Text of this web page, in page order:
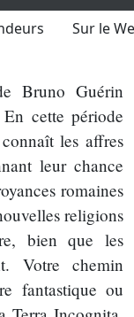
Sur le
Bruno Guérin
cette période
les affres
leur chance
romaines
religions
bien que les
Votre chemin
fantastique ou